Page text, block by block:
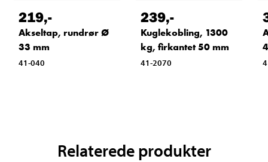
219,-
Akseltap, rundrør Ø
33 mm
41-040
239,-
Kuglekobling, 1300
kg, firkantet 50 mm
41-2070
Relaterede produkter